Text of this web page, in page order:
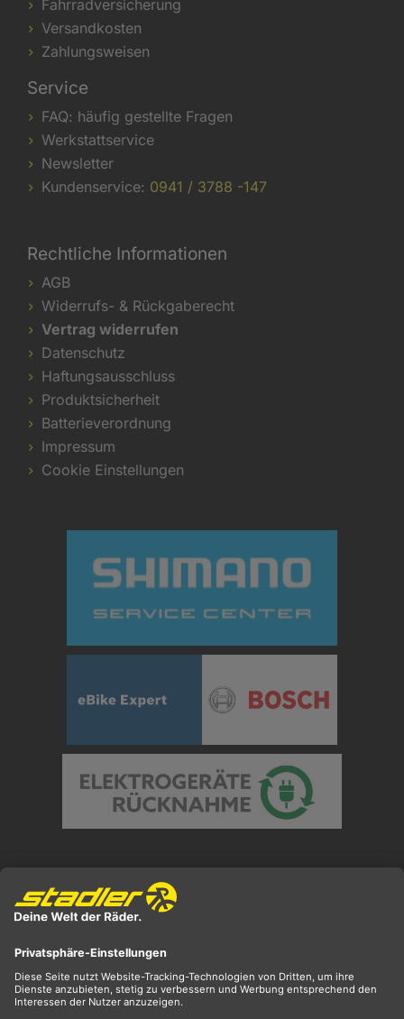
Fahrradversicherung
Versandkosten
Zahlungsweisen
Service
FAQ: häufig gestellte Fragen
Werkstattservice
Newsletter
Kundenservice: 0941 / 3788 -147
Rechtliche Informationen
AGB
Widerrufs- & Rückgaberecht
Vertrag widerrufen
Datenschutz
Haftungsausschluss
Produktsicherheit
Batterieverordnung
Impressum
Cookie Einstellungen